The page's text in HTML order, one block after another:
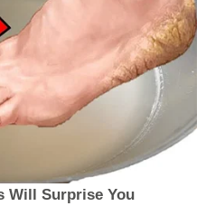
Will Surprise You